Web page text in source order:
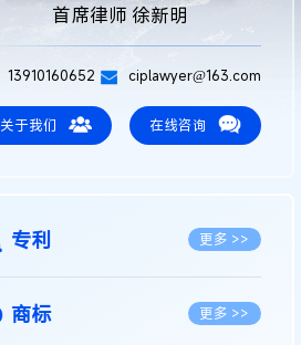
首席律师 徐新明
13910160652 ciplawyer@163.com
关于我们 在线咨询
专利 更多 >>
商标 更多 >>